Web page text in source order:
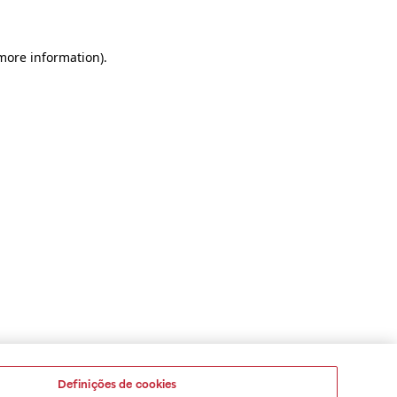
information).
Definições de cookies